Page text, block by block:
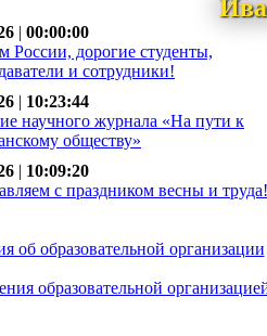
| 00:00:00
России, дорогие студенты,
и сотрудники!
| 10:23:44
научного журнала «На пути к
обществу»
| 10:09:20
с праздником весны и труда!
об образовательной организации
образовательной